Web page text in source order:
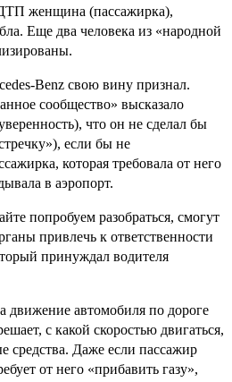
женщина (пассажирка),
Еще два человека из «народной
Benz свою вину признал.
сообщество» высказало
что он не сделал бы
если бы не
которая требовала от него
в аэропорт.
попробуем разобраться, смогут
привлечь к ответственности
принуждал водителя
движение автомобиля по дороге
с какой скоростью двигаться,
средства. Даже если пассажир
от него «прибавить газу»,